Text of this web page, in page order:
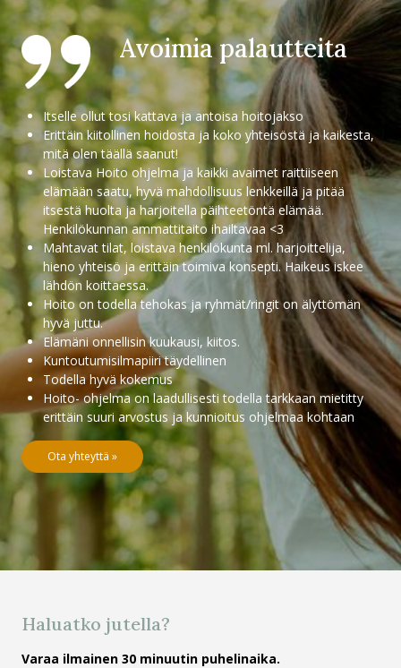
Avoimia palautteita
Itselle ollut tosi kattava ja antoisa hoitojakso
Erittäin kiitollinen hoidosta ja koko yhteisöstä ja kaikesta,
mitä olen täällä saanut!
Loistava Hoito ohjelma ja kaikki avaimet raittiiseen
elämään saatu, hyvä mahdollisuus lenkkeillä ja pitää
itsestä huolta ja harjoitella päihteetöntä elämää.
Henkilökunnan ammattitaito ihailtavaa <3
Mahtavat tilat, loistava henkilökunta ml. harjoittelija,
hieno yhteisö ja erittäin toimiva konsepti. Haikeus iskee
lähdön koittaessa.
Hoito on todella tehokas ja ryhmät/ringit on älyttömän
hyvä juttu.
Elämäni onnellisin kuukausi, kiitos.
Kuntoutumisilmapiiri täydellinen
Todella hyvä kokemus
Hoito- ohjelma on laadullisesti todella tarkkaan mietitty
erittäin suuri arvostus ja kunnioitus ohjelmaa kohtaan
Ota yhteyttä »
Haluatko jutella?
Varaa ilmainen 30 minuutin puhelinaika.